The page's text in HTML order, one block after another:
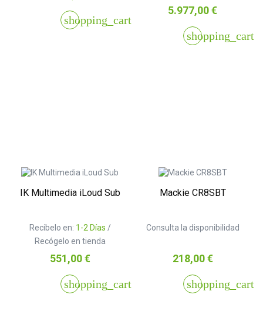
shopping_cart
Precio
5.977,00 €
shopping_cart
IK Multimedia iLoud Sub
Recíbelo en: 1-2 Días /
Recógelo en tienda
Precio
551,00 €
shopping_cart
Mackie CR8SBT
Consulta la disponibilidad
Precio
218,00 €
shopping_cart